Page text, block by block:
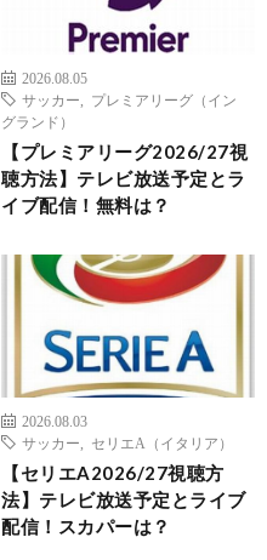
2026.08.05
サッカー
プレミアリーグ（イン
グランド）
【プレミアリーグ2026/27視
聴方法】テレビ放送予定とラ
イブ配信！無料は？
2026.08.03
サッカー
セリエA（イタリア）
【セリエA2026/27視聴方
法】テレビ放送予定とライブ
配信！スカパーは？